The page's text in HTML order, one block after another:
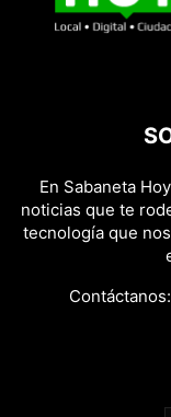
En Sabaneta
noticias que te
tecnología que
Contáctanos: